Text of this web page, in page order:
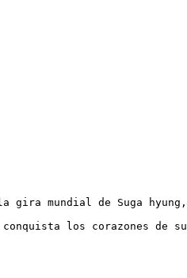
mundial de Suga
conquista los corazones